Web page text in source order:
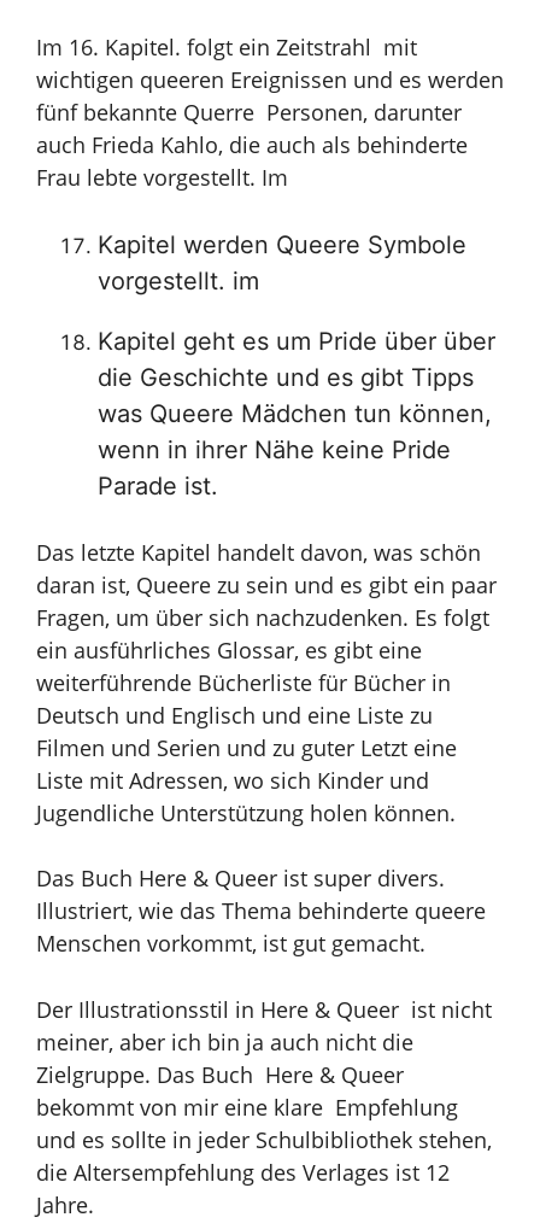
Im 16. Kapitel. folgt ein Zeitstrahl mit
wichtigen queeren Ereignissen und es werden
fünf bekannte Querre Personen, darunter
auch Frieda Kahlo, die auch als behinderte
Frau lebte vorgestellt. Im
Kapitel werden Queere Symbole
vorgestellt. im
Kapitel geht es um Pride über über
die Geschichte und es gibt Tipps
was Queere Mädchen tun können,
wenn in ihrer Nähe keine Pride
Parade ist.
Das letzte Kapitel handelt davon, was schön
daran ist, Queere zu sein und es gibt ein paar
Fragen, um über sich nachzudenken. Es folgt
ein ausführliches Glossar, es gibt eine
weiterführende Bücherliste für Bücher in
Deutsch und Englisch und eine Liste zu
Filmen und Serien und zu guter Letzt eine
Liste mit Adressen, wo sich Kinder und
Jugendliche Unterstützung holen können.
Das Buch Here & Queer ist super divers.
Illustriert, wie das Thema behinderte queere
Menschen vorkommt, ist gut gemacht.
Der Illustrationsstil in Here & Queer ist nicht
meiner, aber ich bin ja auch nicht die
Zielgruppe. Das Buch Here & Queer
bekommt von mir eine klare Empfehlung
und es sollte in jeder Schulbibliothek stehen,
die Altersempfehlung des Verlages ist 12
Jahre.